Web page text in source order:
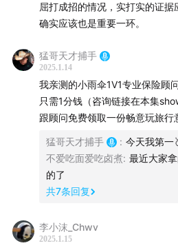
屈打成招的情况，实打实的证
确实应该也是重要一环。
猛哥天才捕手
2025.1.14
我亲测的小雨伞1V1专业保险顾
只需1分钱（咨询链接在本集
跟顾问免费领取一份畅意玩旅行
猛哥天才捕手 : 今天我第一
不爱吃面爱吃卤煮: 最近大家
的了
共7条回复
李小沫_Chwv
2025.1.15